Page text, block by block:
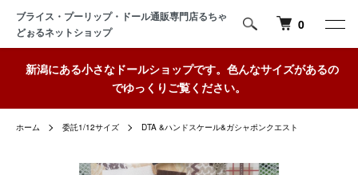
ブライス・プーリップ・ドール通販専門店るちゃ
どぉるネットショップ
0
新潟にある小さなドールショップです。色んなサイズがあるの
でゆっくりご覧ください。
ホーム 委託1/12サイズ DTA &ハンドスケール&ガシャポンクエスト